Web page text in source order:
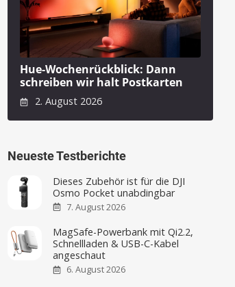
Hue-Wochenrückblick: Dann
schreiben wir halt Postkarten
2. August 2026
Neueste Testberichte
Dieses Zubehör ist für die DJI
Osmo Pocket unabdingbar
7. August 2026
MagSafe-Powerbank mit Qi2.2,
Schnellladen & USB-C-Kabel
angeschaut
6. August 2026